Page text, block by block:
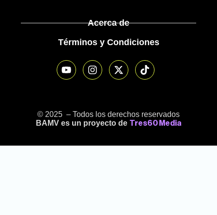
Acerca de
Términos y Condiciones
© 2025 – Todos los derechos reservados
BAMV es un proyecto de Tres60 Media